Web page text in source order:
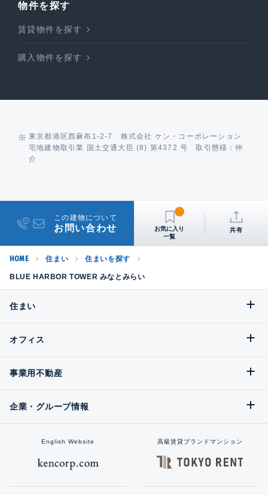
物件を探す
賃貸物件を探す
購入物件を探す
東京都港区西麻布1-2-7 株式会社 ケン・コーポレーション
宅地建物取引業 国土交通大臣 (8) 第4372 号 取引態様：仲
介
この建物について
お問い合わせ 共有
HOME 住まい 住まいを探す
BLUE HARBOR TOWER みなとみらい
住まい
オフィス
事業用不動産
企業・グループ情報
English Website 高級賃貸ブランドマンション